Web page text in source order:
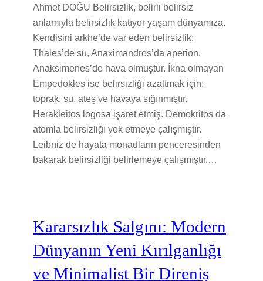
Ahmet DOĞU Belirsizlik, belirli belirsiz
anlamıyla belirsizlik katıyor yaşam dünyamıza.
Kendisini arkhe’de var eden belirsizlik;
Thales’de su, Anaximandros’da aperion,
Anaksimenes’de hava olmuştur. İkna olmayan
Empedokles ise belirsizliği azaltmak için;
toprak, su, ateş ve havaya sığınmıştır.
Herakleitos logosa işaret etmiş. Demokritos da
atomla belirsizliği yok etmeye çalışmıştır.
Leibniz de hayata monadların penceresinden
bakarak belirsizliği belirlemeye çalışmıştır.…
Kararsızlık Salgını: Modern
Dünyanın Yeni Kırılganlığı
ve Minimalist Bir Direniş